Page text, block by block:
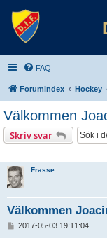
FAQ
Forumindex Hockey
Välkommen
Skriv svar
Frasse
Välkommen
2017-05-03 19:11:04